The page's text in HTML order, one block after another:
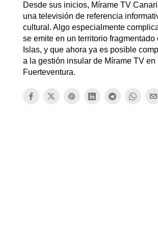
Desde sus inicios, Mírame TV
una televisión de referencia
cultural. Algo especialmente
se emite en un territorio fragmentado
Islas, y que ahora ya es posible
a la gestión insular de Mírame TV en
Fuerteventura.